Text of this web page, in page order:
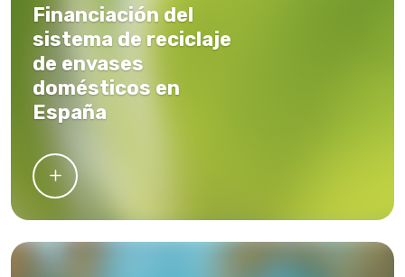
Financiación del
sistema de reciclaje
de envases
domésticos en
España